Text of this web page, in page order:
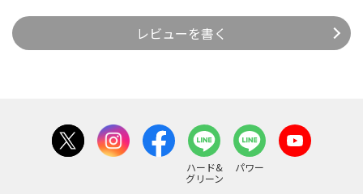
レビューを書く
ハード&
グリーン
パワー